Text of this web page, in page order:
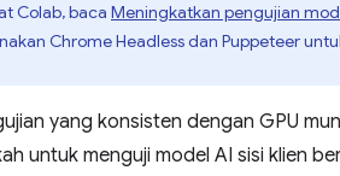
Colab, baca Meningkatkan pengujian
Chrome Headless dan Puppeteer
yang konsisten dengan GPU
untuk menguji model AI sisi klien